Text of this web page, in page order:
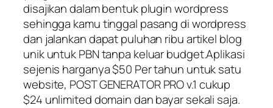
disajikan dalam bentuk plugin wordpress
sehingga kamu tinggal pasang di wordpress
dan jalankan dapat puluhan ribu artikel blog
unik untuk PBN tanpa keluar budget.Aplikasi
sejenis harganya $50 Per tahun untuk satu
website, POST GENERATOR PRO v.1 cukup
$24 unlimited domain dan bayar sekali saja.